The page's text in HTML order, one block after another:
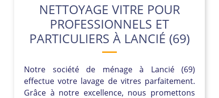
NETTOYAGE VITRE POUR
PROFESSIONNELS ET
PARTICULIERS À LANCIÉ (69)
Notre société de ménage à Lancié (69)
effectue votre lavage de vitres parfaitement.
Grâce à notre excellence, nous promettons